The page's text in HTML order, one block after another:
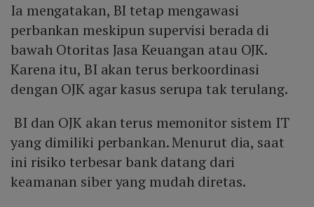
Ia mengatakan, BI tetap mengawasi
perbankan meskipun supervisi berada di
bawah Otoritas Jasa Keuangan atau OJK.
Karena itu, BI akan terus berkoordinasi
dengan OJK agar kasus serupa tak terulang.
BI dan OJK akan terus memonitor sistem IT
yang dimiliki perbankan. Menurut dia, saat
ini risiko terbesar bank datang dari
keamanan siber yang mudah diretas.